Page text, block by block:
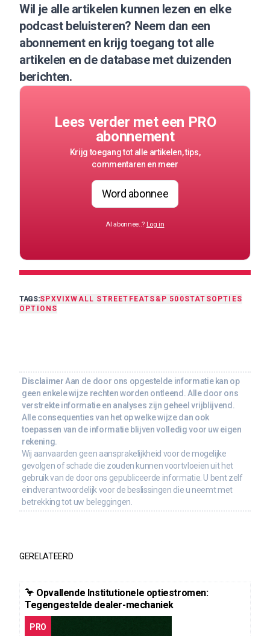
Wil je alle artikelen kunnen lezen en elke
podcast beluisteren? Neem dan een
abonnementen krijg toegang tot alle
artikelen en de database met duizenden
berichten.
Lees verder met een PRO
abonnement
Krijg toegang tot alle artikelen, tips,
commentaren en meer
Word abonnee
Al abonnee..? Log in
TAGS:SPXVIXWALL STREET FEATS&P 500STATSOPTIES
OPTIONS
Disclaimer Aan de door ons opgestelde informatie kan op
geen enkele wijze rechten worden ontleend. Alle door ons
verstrekte informatie en analyses zijn geheel vrijblijvend.
Alle consequenties van het op welke wijze dan ook
toepassen van de informatie blijven volledig voor uw eigen
rekening.
Wij aanvaarden geen aansprakelijkheid voor de mogelijke
gevolgen of schade die zouden kunnen voortvloeien uit het
gebruik van de door ons gepubliceerde informatie. U bent zelf
eindverantwoordelijk voor de beslissingen die u neemt met
betrekking tot uw beleggingen.
GERELATEERD
🦩 Opvallende Institutionele optiestromen:
Tegengestelde dealer-mechaniek
PRO